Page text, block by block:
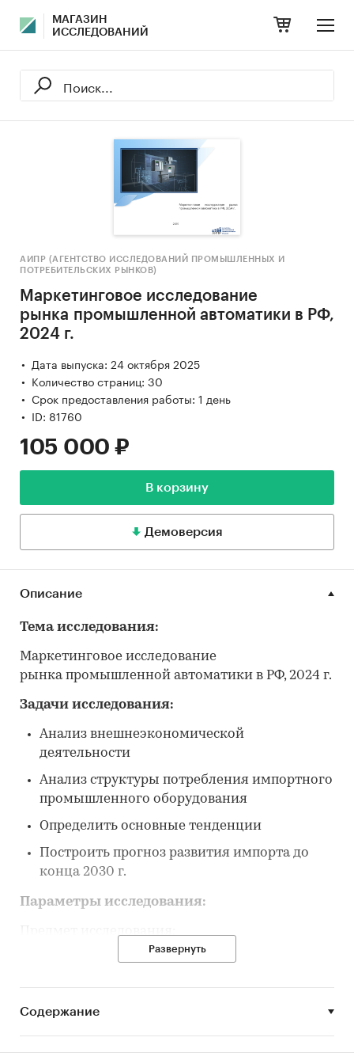
МАГАЗИН
ИССЛЕДОВАНИЙ
АИПР (АГЕНТСТВО ИССЛЕДОВАНИЙ ПРОМЫШЛЕННЫХ И
ПОТРЕБИТЕЛЬСКИХ РЫНКОВ)
Маркетинговое исследование
рынка промышленной автоматики в РФ,
2024 г.
Дата выпуска: 24 октября 2025
Количество страниц: 30
Срок предоставления работы: 1 день
ID: 81760
105 000 ₽
В корзину
Демоверсия
Описание
Тема исследования:
Маркетинговое исследование
рынка промышленной автоматики в РФ, 2024 г.
Задачи исследования:
Анализ внешнеэкономической
деятельности
Анализ структуры потребления импортного
промышленного оборудования
Определить основные тенденции
Построить прогноз развития импорта до
конца 2030 г.
Параметры исследования:
Приводы – преобразователи частоты,
Развернуть
Содержание